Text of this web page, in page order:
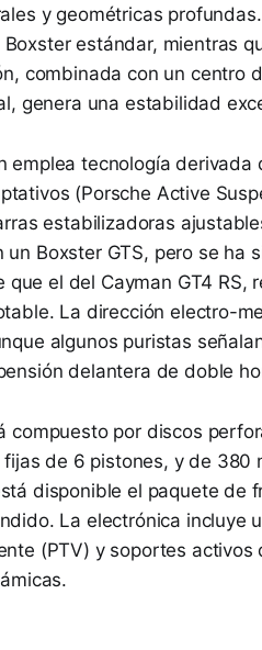
y geométricas
estándar, mientras
combinada con un centro
genera una estabilidad
emplea tecnología derivada
(Porsche Active
estabilizadoras
un Boxster GTS, pero se ha
que el del Cayman GT4 RS,
La dirección electro-
algunos puristas
delantera de doble
compuesto por discos
de 6 pistones, y de 380
disponible el paquete de
La electrónica incluye
(PTV) y soportes